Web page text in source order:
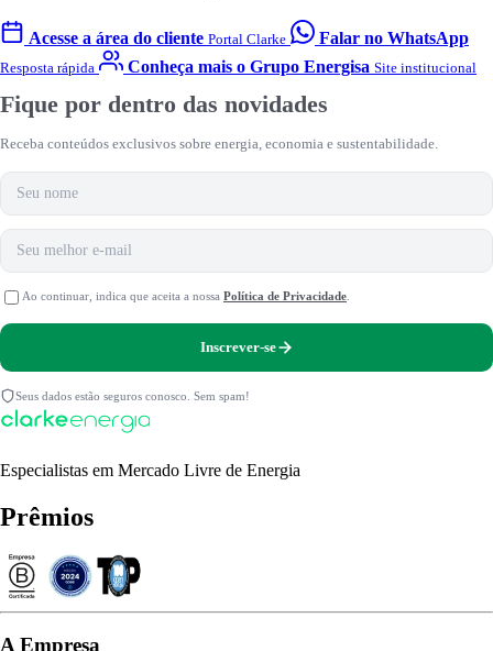
Acesse a área do cliente Portal Clarke Falar no WhatsApp
Resposta rápida Conheça mais o Grupo Energisa Site institucional
Fique por dentro das novidades
Receba conteúdos exclusivos sobre energia, economia e sustentabilidade.
Nome
E-mail
Ao continuar, indica que aceita a nossa Política de Privacidade
Inscrever-se
Seus dados estão seguros conosco. Sem spam!
Especialistas em Mercado Livre de Energia
Prêmios
A Empresa